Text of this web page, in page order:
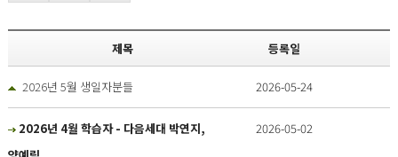
제목 등록일
2026년 5월 생일자분들 2026-05-24
2026년 4월 학습자 - 다음세대 박연지,
2026-05-02